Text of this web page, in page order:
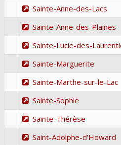
Sainte-Anne-des-Lacs
Sainte-Anne-des-Plaines
Sainte-Lucie-des-
Sainte-Marguerite
Sainte-Marthe-sur-le-Lac
Sainte-Sophie
Sainte-Thérèse
Saint-Adolphe-d'Howard